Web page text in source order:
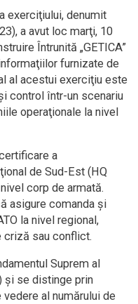
exerciţiului, denumit
a avut loc marţi, 10
Întrunită „GETICA”
furnizate de
al acestui exerciţiu este
control într-un scenariu
operaţionale la nivel
a
de Sud-Est (HQ
corp de armată.
asigure comanda şi
la nivel regional,
criză sau conflict.
Suprem al
şi se distinge prin
al numărului de